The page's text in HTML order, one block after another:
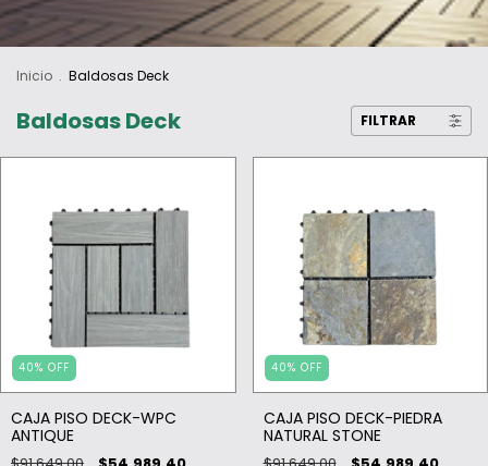
Inicio . Baldosas Deck
Baldosas Deck FILTRAR
40% OFF
CAJA PISO DECK-WPC
ANTIQUE
40% OFF
CAJA PISO DECK-PIEDRA
NATURAL STONE